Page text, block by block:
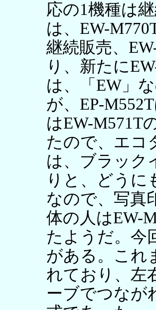
応の1機種は
は、EW-
継続販売、
り、新たに
は、「EW」
が、EP-
はEW-M571T
たので、エコ
は、ブラック
りと、どうに
なので、写真
体の人はEW-
たようだ。今
がある。これ
れており、左
ーブでつなが